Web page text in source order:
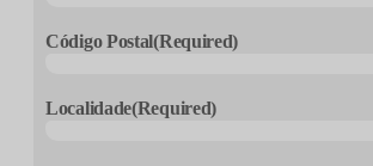
Código Postal(Required)
Localidade(Required)